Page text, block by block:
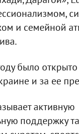
и семейной
было
и за ее
активную
поддержку